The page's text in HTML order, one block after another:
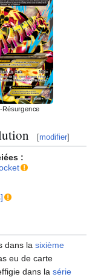
Résurgence
[modifier]
:
dans lasixième
eu de carte
dans lasérie